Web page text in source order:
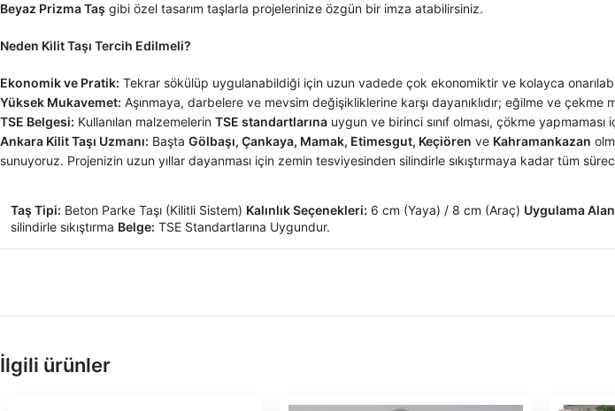
Beyaz Prizma Taş gibi özel tasarım taşlarla projelerinize özgün bir imza atabilirsiniz.
Neden Kilit Taşı Tercih Edilmeli?
Ekonomik ve Pratik: Tekrar sökülüp uygulanabildiği için uzun vadede çok ekonomiktir ve kolayca
Yüksek Mukavemet: Aşınmaya, darbelere ve mevsim değişikliklerine karşı dayanıklıdır; eğilme ve çekme
TSE Belgesi: Kullanılan malzemelerin TSE standartlarına uygun ve birinci sınıf olması, çökme yapmaması
Ankara Kilit Taşı Uzmanı: Başta Gölbaşı, Çankaya, Mamak, Etimesgut, Keçiören ve Kahramankazan
sunuyoruz. Projenizin uzun yıllar dayanması için zemin tesviyesinden silindirle sıkıştırmaya kadar tüm
Taş Tipi: Beton Parke Taşı (Kilitli Sistem) Kalınlık Seçenekleri: 6 cm (Yaya) / 8 cm (Araç) Uygulama
silindirle sıkıştırma Belge: TSE Standartlarına Uygundur.
İlgili ürünler